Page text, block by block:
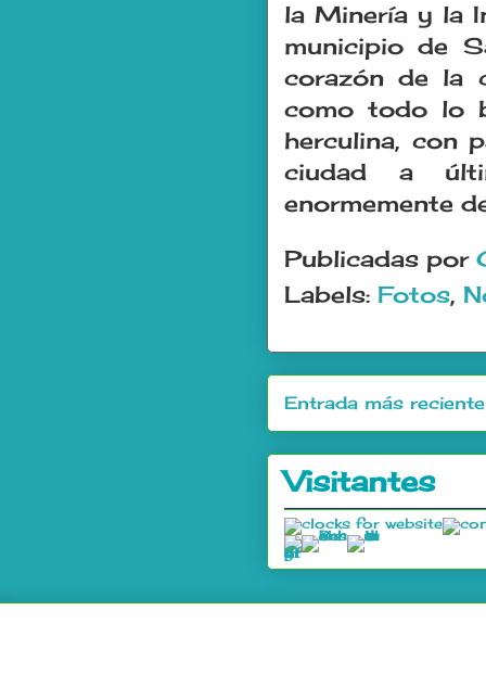
la Minería y la
municipio de
corazón de la
como todo lo
herculina, con
ciudad a
enormemente
Publicadas por
Labels: Fotos,
Entrada más reciente
Visitantes